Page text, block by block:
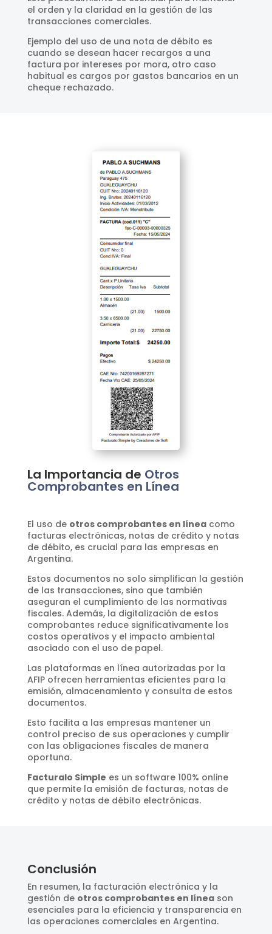
el orden y la claridad en la gestión de las
transacciones comerciales.
Ejemplo del uso de una nota de débito es
cuando se desean hacer recargos a una
factura por intereses por mora, otro caso
habitual es cargos por gastos bancarios en un
cheque rechazado.
La Importancia de Otros
Comprobantes en Línea
El uso de otros comprobantes en líneacomo
facturas electrónicas, notas de crédito y notas
de débito, es crucial para las empresas en
Argentina.
Estos documentos no solo simplifican la gestión
de las transacciones, sino que también
aseguran el cumplimiento de las normativas
fiscales. Además, la digitalización de estos
comprobantes reduce significativamente los
costos operativos y el impacto ambiental
asociado con el uso de papel.
Las plataformas en línea autorizadas por la
AFIP ofrecen herramientas eficientes para la
emisión, almacenamiento y consulta de estos
documentos.
Esto facilita a las empresas mantener un
control preciso de sus operaciones y cumplir
con las obligaciones fiscales de manera
oportuna.
Facturalo Simple es un software 100% online
que permite la emisión de facturas, notas de
crédito y notas de débito electrónicas.
Conclusión
En resumen, la facturación electrónica y la
gestión de otros comprobantes en líneason
esenciales para la eficiencia y transparencia en
las operaciones comerciales en Argentina.